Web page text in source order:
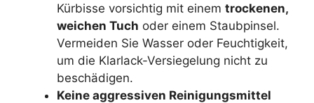
Kürbisse vorsichtig mit einem trockenen,
weichen Tuch oder einem Staubpinsel.
Vermeiden Sie Wasser oder Feuchtigkeit,
um die Klarlack-Versiegelung nicht zu
beschädigen.
Keine aggressiven Reinigungsmittel